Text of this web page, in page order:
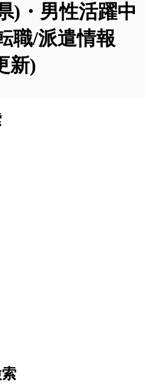
)・男性活躍中
職/派遣情報
新)